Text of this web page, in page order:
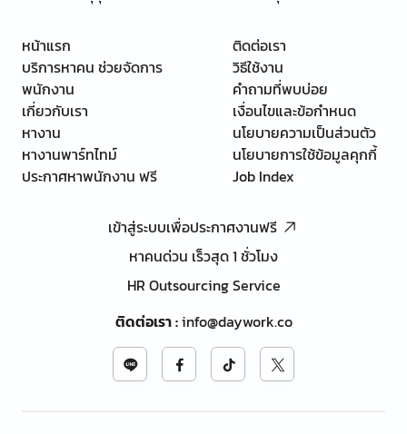
หน้าแรก
บริการหาคน ช่วยจัดการ
พนักงาน
เกี่ยวกับเรา
หางาน
หางานพาร์ทไทม์
ประกาศหาพนักงาน ฟรี
ติดต่อเรา
วิธีใช้งาน
คำถามที่พบบ่อย
เงื่อนไขและข้อกำหนด
นโยบายความเป็นส่วนตัว
นโยบายการใช้ข้อมูลคุกกี้
Job Index
เข้าสู่ระบบเพื่อประกาศงานฟรี
หาคนด่วน เร็วสุด 1 ชั่วโมง
HR Outsourcing Service
ติดต่อเรา:info@daywork.co